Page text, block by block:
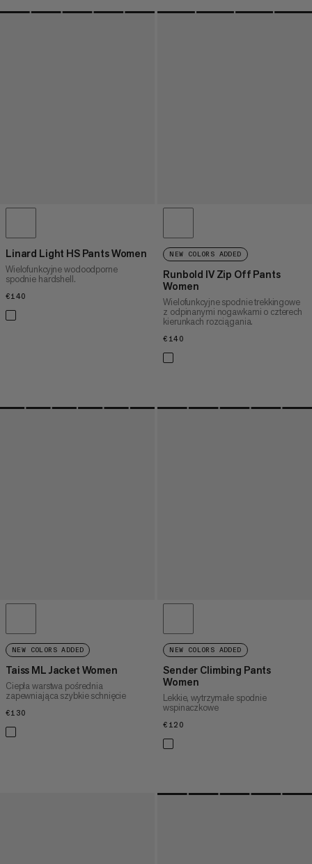
Linard Light HS Pants Women
Wielofunkcyjne wodoodporne
spodnie hardshell.
€140
NEW COLORS ADDED
Runbold IV Zip Off Pants
Women
Wielofunkcyjne spodnie trekkingowe
z odpinanymi nogawkami o czterech
kierunkach rozciągania.
€140
NEW COLORS ADDED
Taiss ML Jacket Women
Ciepła warstwa pośrednia
zapewniająca szybkie schnięcie
€130
NEW COLORS ADDED
Sender Climbing Pants
Women
Lekkie, wytrzymałe spodnie
wspinaczkowe
€120